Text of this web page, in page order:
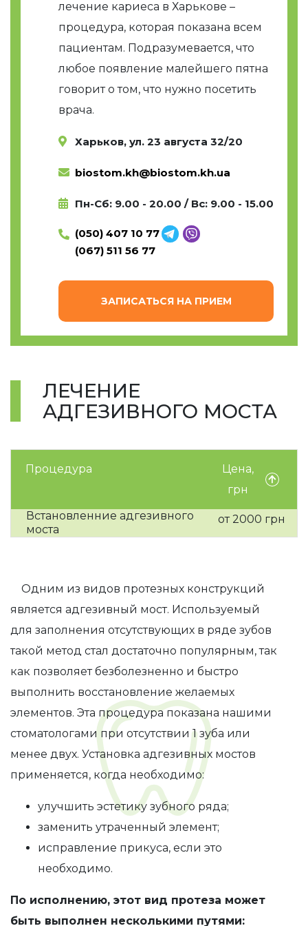
лечение кариеса в Харькове –
процедура, которая показана всем
пациентам. Подразумевается, что
любое появление малейшего пятна
говорит о том, что нужно посетить
врача.
Харьков, ул. 23 августа 32/20
biostom.kh@biostom.kh.ua
Пн-Сб: 9.00 - 20.00 / Вс: 9.00 - 15.00
(050) 407 10 77
(067) 511 56 77
ЗАПИСАТЬСЯ НА ПРИЕМ
ЛЕЧЕНИЕ
АДГЕЗИВНОГО МОСТА
Процедура
Цена,
грн
Встановленние адгезивного
моста
от 2000 грн
Одним из видов протезных конструкций
является адгезивный мост. Используемый
для заполнения отсутствующих в ряде зубов
такой метод стал достаточно популярным, так
как позволяет безболезненно и быстро
выполнить восстановление желаемых
элементов. Эта процедура показана нашими
стоматологами при отсутствии 1 зуба или
менее двух. Установка адгезивных мостов
применяется, когда необходимо:
улучшить эстетику зубного ряда;
заменить утраченный элемент;
исправление прикуса, если это
необходимо.
По исполнению, этот вид протеза может
быть выполнен несколькими путями: